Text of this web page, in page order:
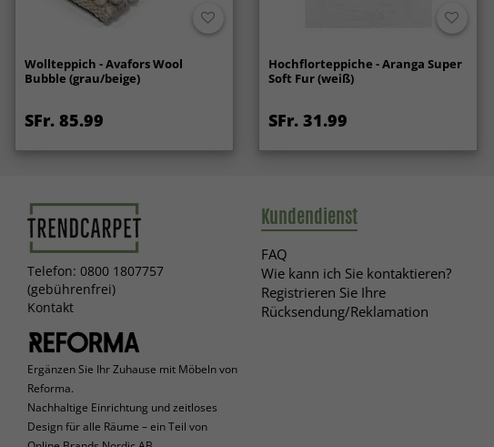
Wollteppich - Avafors Wool
Bubble (grau/beige)
SFr. 85.99
Hochflorteppiche - Aranga Super
Soft Fur (weiß)
SFr. 31.99
Telefon: 0800 1807757
(gebührenfrei)
Kontakt
Ergänzen Sie Ihr Zuhause mit Möbeln von
Reforma.
Nachhaltige Einrichtung und zeitloses
Design für alle Räume – ein Teil von
Kundendienst
FAQ
Wie kann ich Sie kontaktieren?
Registrieren Sie Ihre
Rücksendung/Reklamation